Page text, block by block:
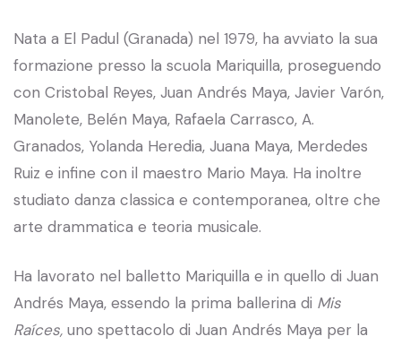
Nata a El Padul (Granada) nel 1979, ha avviato la sua
formazione presso la scuola Mariquilla, proseguendo
con Cristobal Reyes, Juan Andrés Maya, Javier Varón,
Manolete, Belén Maya, Rafaela Carrasco, A.
Granados, Yolanda Heredia, Juana Maya, Merdedes
Ruiz e infine con il maestro Mario Maya. Ha inoltre
studiato danza classica e contemporanea, oltre che
arte drammatica e teoria musicale.
Ha lavorato nel balletto Mariquilla e in quello di Juan
Andrés Maya, essendo la prima ballerina di Mis
Raíces, uno spettacolo di Juan Andrés Maya per la